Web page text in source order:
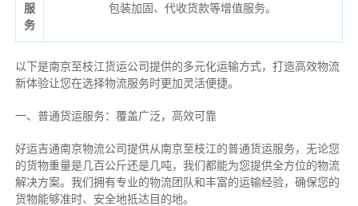
服
务
包装加固、代收货款等增值服务。
以下是南京至枝江货运公司提供的多元化运输方式，打造高效物流
新体验让您在选择物流服务时更加灵活便捷。
一、普通货运服务：覆盖广泛，高效可靠
好运吉通南京物流公司提供从南京至枝江的普通货运服务，无论您
的货物重量是几百公斤还是几吨，我们都能为您提供全方位的物流
解决方案。我们拥有专业的物流团队和丰富的运输经验，确保您的
货物能够准时、安全地抵达目的地。